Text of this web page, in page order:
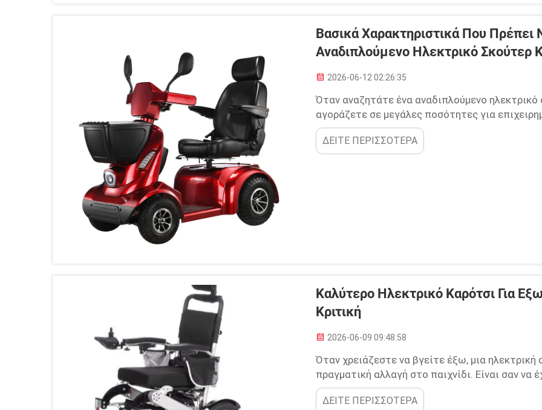
Βασικά Χαρακτηριστικά Που Πρέπει
Αναδιπλούμενο Ηλεκτρικό Σκούτερ
2026-06-12 02:26:35
Όταν αναζητάτε ένα αναδιπλούμενο ηλεκτρικό
αγοράζετε σε μεγάλες ποσότητες για
βασικά σημεία που πρέπει να προσέξετε.
και να ανοίγει – δεν θέλετε κάποιο που να
για τη χειριστικότητά του. Το βάρος του
ΔΕΙΤΕ ΠΕΡΙΣΣΟΤΕΡΑ
Καλύτερο Ηλεκτρικό Καρότσι Για
Κριτική
2026-06-09 09:48:58
Όταν χρειάζεστε να βγείτε έξω, μια
πραγματική αλλαγή στο παιχνίδι. Είναι σαν
μεταφέρει εκεί που θέλετε, χωρίς κανένα
την ελευθερία να απολαμβάνετε τον δροσερό
ΔΕΙΤΕ ΠΕΡΙΣΣΟΤΕΡΑ